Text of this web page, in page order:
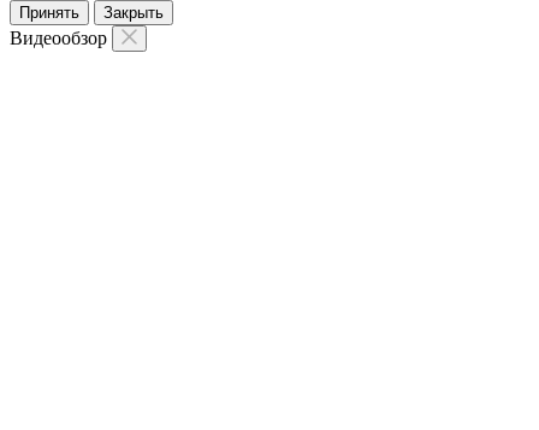
Принять Закрыть
Видеообзор